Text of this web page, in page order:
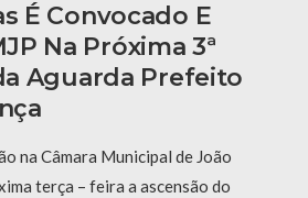
É Convocado E
Na Próxima 3ª
Aguarda Prefeito
na Câmara Municipal de João
terça – feira a ascensão do